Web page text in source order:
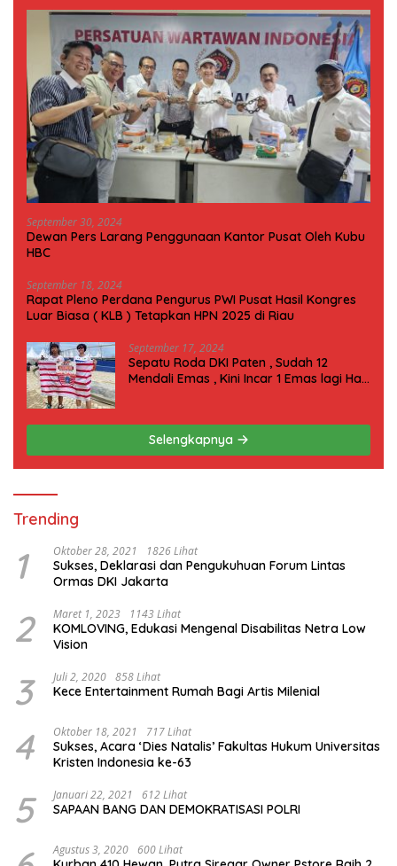
September 30, 2024
Dewan Pers Larang Penggunaan Kantor Pusat Oleh Kubu
HBC
September 18, 2024
Rapat Pleno Perdana Pengurus PWI Pusat Hasil Kongres
Luar Biasa ( KLB ) Tetapkan HPN 2025 di Riau
September 17, 2024
Sepatu Roda DKI Paten , Sudah 12
Mendali Emas , Kini Incar 1 Emas lagi Hari
Selengkapnya
Trending
1 Oktober 28, 2021 1826 Lihat
Sukses, Deklarasi dan Pengukuhuan Forum Lintas
Ormas DKI Jakarta
2 Maret 1, 2023 1143 Lihat
KOMLOVING, Edukasi Mengenal Disabilitas Netra Low
Vision
3 Juli 2, 2020 858 Lihat
Kece Entertainment Rumah Bagi Artis Milenial
4 Oktober 18, 2021 717 Lihat
Sukses, Acara ‘Dies Natalis’ Fakultas Hukum Universitas
Kristen Indonesia ke-63
5 Januari 22, 2021 612 Lihat
SAPAAN BANG DAN DEMOKRATISASI POLRI
Agustus 3, 2020 600 Lihat